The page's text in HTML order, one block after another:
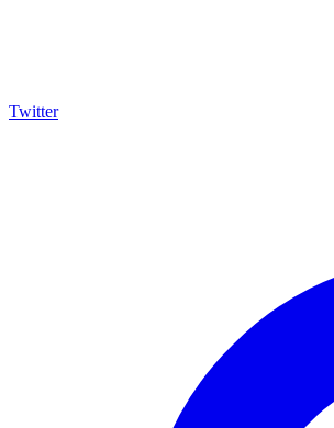
Twitter